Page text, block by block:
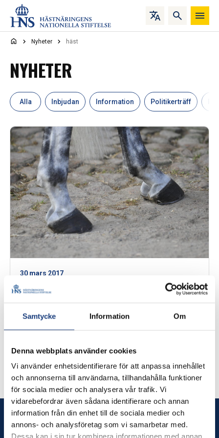
Samtycke Information Om
Denna webbplats använder cookies
Vi använder enhetsidentifierare för att anpassa innehållet
och annonserna till användarna, tillhandahålla funktioner
för sociala medier och analysera vår trafik. Vi
vidarebefordrar även sådana identifierare och annan
information från din enhet till de sociala medier och
annons- och analysföretag som vi samarbetar med.
Hoppa till innehåll
Nyheter häst
NYHETER
Alla Inbjudan Information Politikerträff
30 mars 2017
Större hänsyn till djur i
konsumentköplagen – en
framgång för hästnäringen
konsumentköplagen ska ta större hänsyn till köp av
levande djur. Det är en stor framgång för svensk
hästnäring.
Hästnäringens Nationella Stiftelse